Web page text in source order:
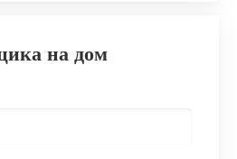
на дом